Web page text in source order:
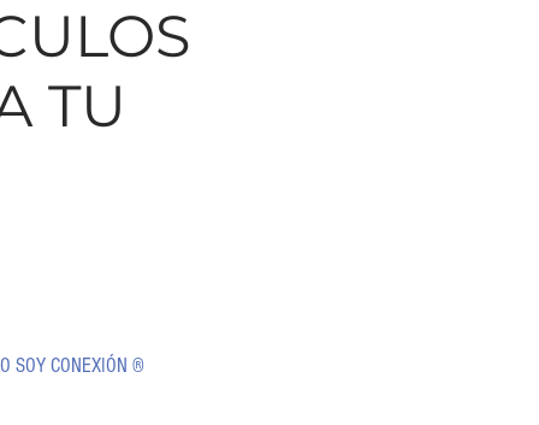
TU
SOY CONEXIÓN ®